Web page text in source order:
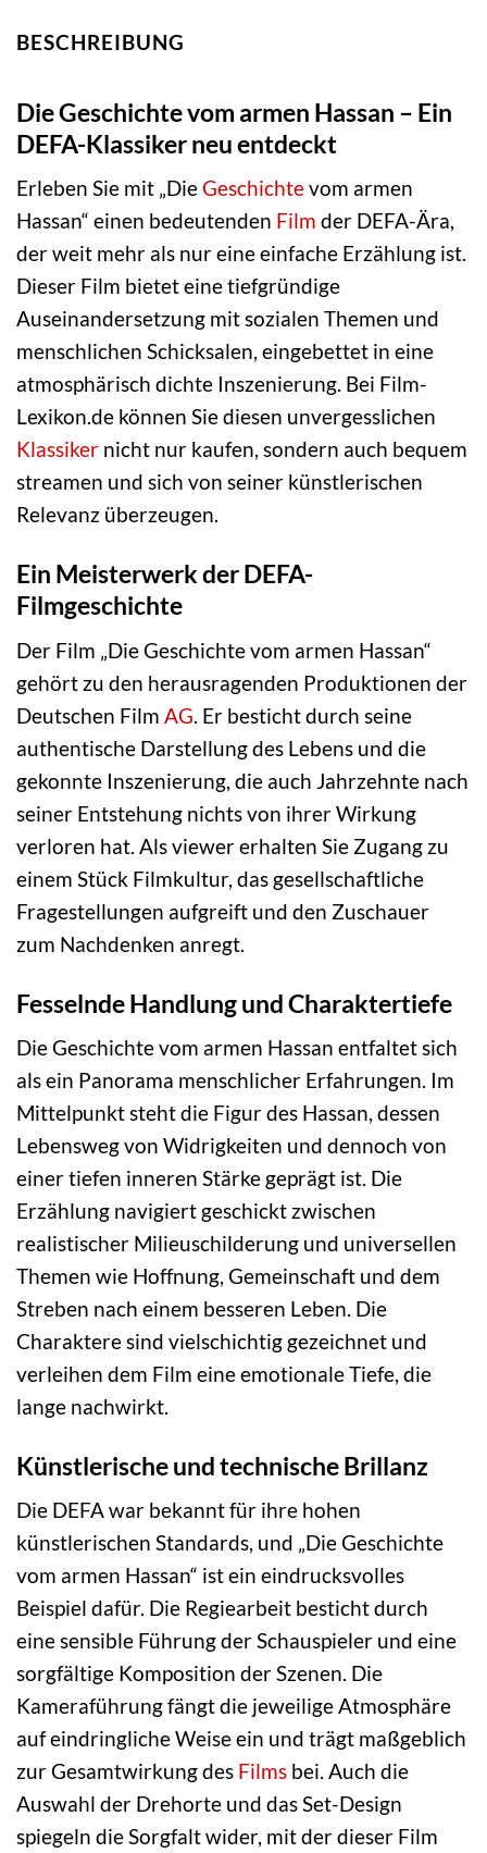
BESCHREIBUNG
Die Geschichte vom armen Hassan – Ein
DEFA-Klassiker neu entdeckt
Erleben Sie mit „DieGeschichtevom armen
Hassan“ einen bedeutenden Film der DEFA-Ära,
der weit mehr als nur eine einfache Erzählung ist.
Dieser Film bietet eine tiefgründige
Auseinandersetzung mit sozialen Themen und
menschlichen Schicksalen, eingebettet in eine
atmosphärisch dichte Inszenierung. Bei Film-
Lexikon.de können Sie diesen unvergesslichen
Klassiker nicht nur kaufen, sondern auch bequem
streamen und sich von seiner künstlerischen
Relevanz überzeugen.
Ein Meisterwerk der DEFA-
Filmgeschichte
Der Film „Die Geschichte vom armen Hassan“
gehört zu den herausragenden Produktionen der
Deutschen Film AG . Er besticht durch seine
authentische Darstellung des Lebens und die
gekonnte Inszenierung, die auch Jahrzehnte nach
seiner Entstehung nichts von ihrer Wirkung
verloren hat. Als viewer erhalten Sie Zugang zu
einem Stück Filmkultur, das gesellschaftliche
Fragestellungen aufgreift und den Zuschauer
zum Nachdenken anregt.
Fesselnde Handlung und Charaktertiefe
Die Geschichte vom armen Hassan entfaltet sich
als ein Panorama menschlicher Erfahrungen. Im
Mittelpunkt steht die Figur des Hassan, dessen
Lebensweg von Widrigkeiten und dennoch von
einer tiefen inneren Stärke geprägt ist. Die
Erzählung navigiert geschickt zwischen
realistischer Milieuschilderung und universellen
Themen wie Hoffnung, Gemeinschaft und dem
Streben nach einem besseren Leben. Die
Charaktere sind vielschichtig gezeichnet und
verleihen dem Film eine emotionale Tiefe, die
lange nachwirkt.
Künstlerische und technische Brillanz
Die DEFA war bekannt für ihre hohen
künstlerischen Standards, und „Die Geschichte
vom armen Hassan“ ist ein eindrucksvolles
Beispiel dafür. Die Regiearbeit besticht durch
eine sensible Führung der Schauspieler und eine
sorgfältige Komposition der Szenen. Die
Kameraführung fängt die jeweilige Atmosphäre
auf eindringliche Weise ein und trägt maßgeblich
zur Gesamtwirkung des Films bei. Auch die
Auswahl der Drehorte und das Set-Design
spiegeln die Sorgfalt wider, mit der dieser Film